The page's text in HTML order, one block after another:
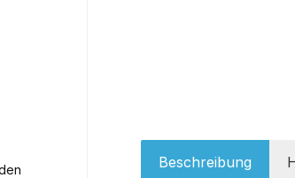
Beschreibung